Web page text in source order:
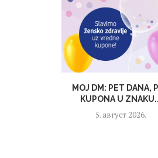
MOJ DM: PET DANA,
KUPONA U
5. август 2026.